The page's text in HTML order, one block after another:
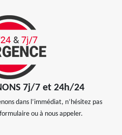
7j/7 et 24h/24
dans l’immédiat, n’hésitez pas
ou à nous appeler.